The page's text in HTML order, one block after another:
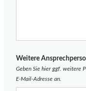
Weitere
Geben Sie hier ggf. weitere
E-Mail-Adresse an.